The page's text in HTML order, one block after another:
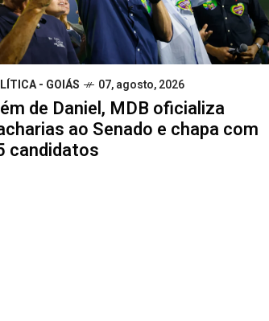
- GOIÁS 07, agosto, 2026
de Daniel, MDB oficializa
ao Senado e chapa com
candidatos